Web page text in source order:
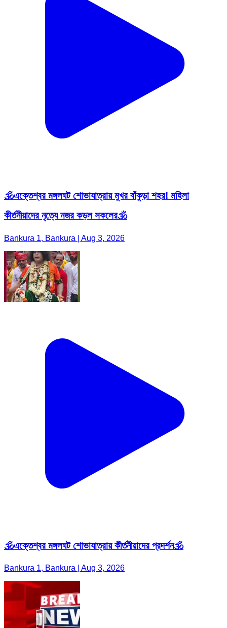
🕉️এক্তেশ্বর মঙ্গলঘট শোভাযাত্রায় মুখর বাঁকুড়া শহর! মহিলা
কীর্তনীয়াদের নৃত্যে নজর কড়ল সকলের🕉️
Bankura 1, Bankura | Aug 3, 2026
🕉️এক্তেশ্বর মঙ্গলঘট শোভাযাত্রায় কীর্তনীয়াদের প্রদর্শন🕉️
Bankura 1, Bankura | Aug 3, 2026